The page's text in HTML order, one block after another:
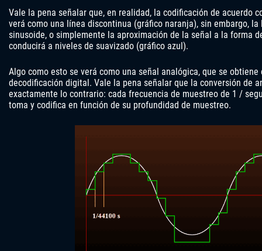
Vale la pena señalar que, en realidad, la codificación de acuerdo
verá como una línea discontinua (gráfico naranja), sin embargo,
sinusoide, o simplemente la aproximación de la señal a la forma
conducirá a niveles de suavizado (gráfico azul).
Algo como esto se verá como una señal analógica, que se
decodificación digital. Vale la pena señalar que la conversión de
exactamente lo contrario: cada frecuencia de muestreo de 1 /
toma y codifica en función de su profundidad de muestreo.